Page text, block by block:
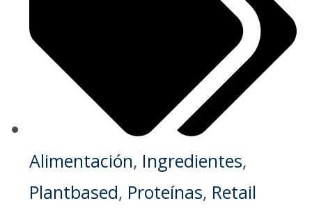
Alimentación, Ingredientes,
Plantbased, Proteínas, Retail